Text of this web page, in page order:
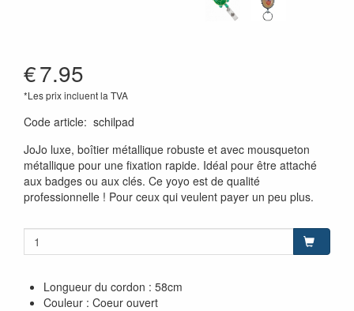
€7.95
*Les prix incluent la TVA
Code article: schilpad
JoJo luxe, boîtier métallique robuste et avec mousqueton
métallique pour une fixation rapide. Idéal pour être attaché
aux badges ou aux clés. Ce yoyo est de qualité
professionnelle ! Pour ceux qui veulent payer un peu plus.
Longueur du cordon : 58cm
Couleur : Coeur ouvert